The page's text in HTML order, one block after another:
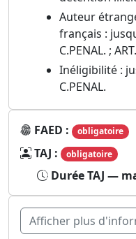
Auteur
français :
C.PENAL. ;
Inéligibilité :
C.PENAL.
FAED : obligatoire
TAJ : obligatoire
Durée TAJ —
Afficher plus